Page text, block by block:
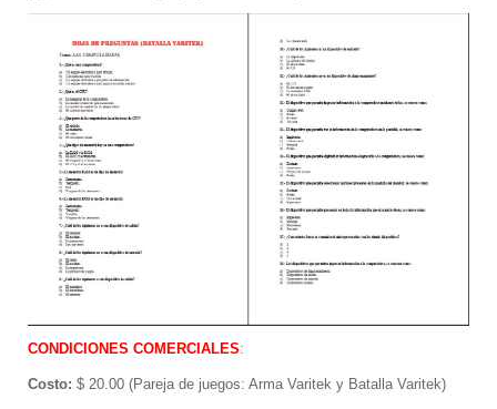
CONDICIONES COMERCIALES:
Costo: $ 20.00 (Pareja de juegos: Arma Varitek y Batalla Varitek)